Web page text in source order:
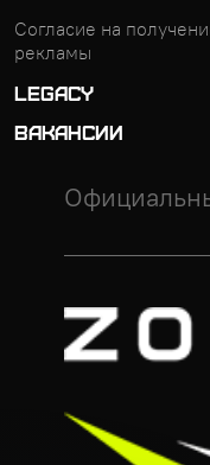
Согласие на
рекламы
LEGACY
ВАКАНСИИ